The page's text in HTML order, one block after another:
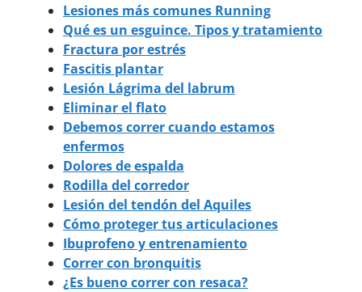
Lesiones más comunes Running
Qué es un esguince. Tipos y tratamiento
Fractura por estrés
Fascitis plantar
Lesión Lágrima del labrum
Eliminar el flato
Debemos correr cuando estamos
enfermos
Dolores de espalda
Rodilla del corredor
Lesión del tendón del Aquiles
Cómo proteger tus articulaciones
Ibuprofeno y entrenamiento
Correr con bronquitis
¿Es bueno correr con resaca?